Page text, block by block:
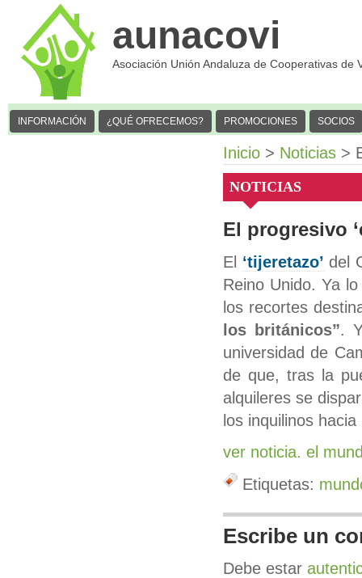
aunacovi
Asociación Unión Andaluza de Cooperativas de
INFORMACIÓN ¿QUÉ OFRECEMOS? PROMOCIONES SOCIOS
Inicio > Noticias >
NOTICIAS
El progresivo
El ‘tijeretazo’ del
Reino Unido. Ya
los recortes
los británicos”.
universidad de
de que, tras la
alquileres se
los inquilinos
ver noticia. el
Etiquetas:
Escribe un
Debe estar